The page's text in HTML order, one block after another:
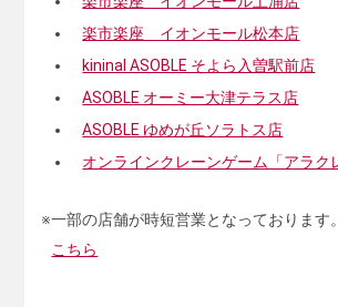
楽市楽座 イオンモール松本店
kininal ASOBLE そよら入曽駅前店
ASOBLE オーミー大津テラス店
ASOBLE ゆめが丘ソラトス店
オンラインクレーンゲーム「アラク
※一部の店舗が時短営業となっております
こちら